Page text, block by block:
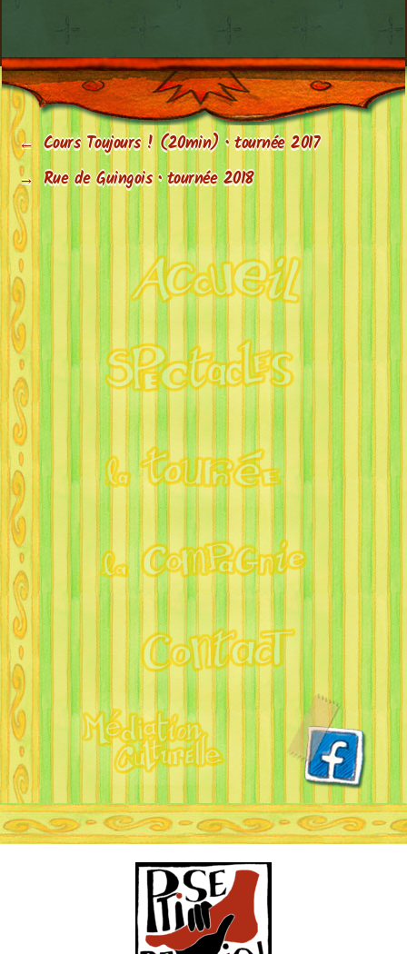
← Cours Toujours ! (20min) • tournée 2017
→ Rue de Guingois • tournée 2018